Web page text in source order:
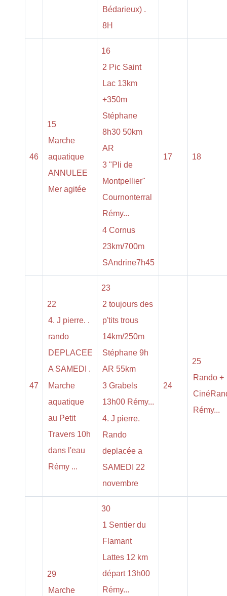
Bédarieux) .
8H
46
15
Marche
aquatique
ANNULEE
Mer agitée
16
2 Pic Saint
Lac 13km
+350m
Stéphane
8h30 50km
AR
3 "Pli de
Montpellier"
Cournonterral
Rémy...
4 Cornus
23km/700m
SAndrine7h45
17 18
47
22
4. J pierre. .
rando
DEPLACEE
A SAMEDI .
Marche
aquatique
au Petit
Travers 10h
dans l'eau
Rémy ...
23
2 toujours des
p'tits trous
14km/250m
Stéphane 9h
AR 55km
3 Grabels
13h00 Rémy...
4. J pierre.
Rando
deplacée a
SAMEDI 22
novembre
24
25
Rando +
Rémy...
29
Marche
30
1 Sentier du
Flamant
Lattes 12 km
départ 13h00
Rémy...